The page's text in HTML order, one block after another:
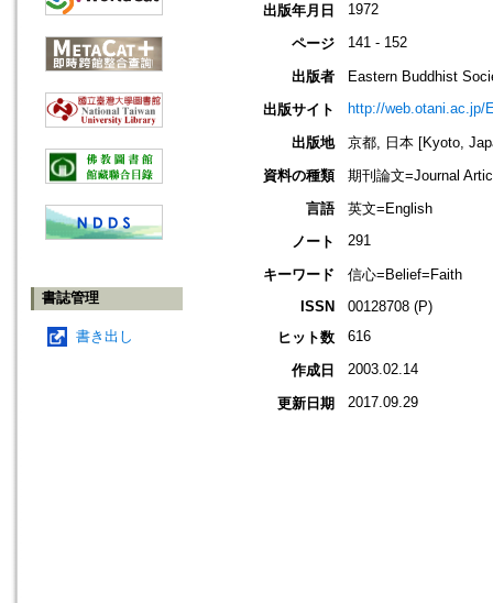
書誌管理
書き出し
出版年月日 1972
ページ 141 - 152
出版者
Eastern Buddhist
出版サイト
http://web.otani.ac.jp/
出版地
京都, 日本 [Kyoto,
資料の種類
期刊論文=Journal
言語
英文=English
ノート
291
キーワード
信心=Belief=Faith
ISSN
00128708 (P)
ヒット数
616
作成日 2003.02.14
更新日期 2017.09.29